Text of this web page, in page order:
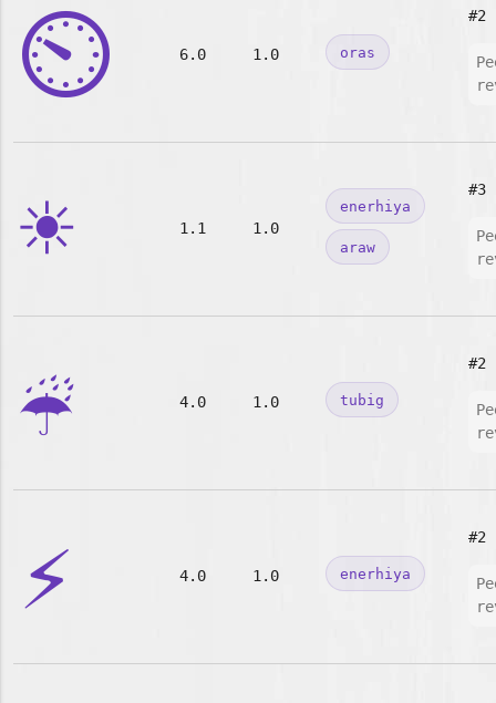
⏲️ 6.0 1.0 oras
#2
☀️ 1.1 1.0
enerhiya
araw
#3
☔ 4.0 1.0 tubig
#2
⚡ 4.0 1.0 enerhiya
#2